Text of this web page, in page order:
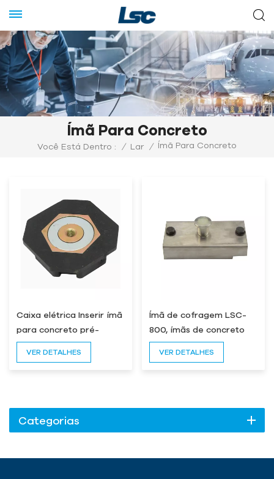
Ímã Para Concreto
Você Está Dentro : / Lar / Ímã Para Concreto
Caixa elétrica Inserir ímã
para concreto pré-
moldado
VER DETALHES
Ímã de cofragem LSC-
800, ímãs de concreto
pré-moldado para
VER DETALHES
Categorias